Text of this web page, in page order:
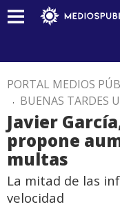
PORTAL MEDIOS
. BUENAS TARDES
Javier
propone
multas
La mitad de las
velocidad